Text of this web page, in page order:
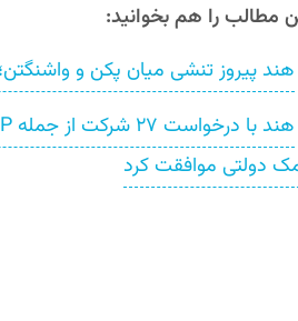
مطالب را هم بخوانید:
هند پیروز تنشی میان پکن و
دولتی موافقت کرد